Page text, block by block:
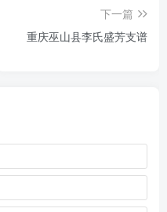
下一篇
重庆巫山县李氏盛芳支谱